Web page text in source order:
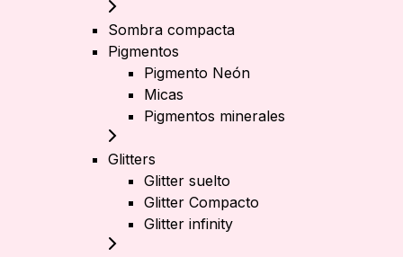
Sombra compacta
Pigmentos
Pigmento Neón
Micas
Pigmentos minerales
Glitters
Glitter suelto
Glitter Compacto
Glitter infinity